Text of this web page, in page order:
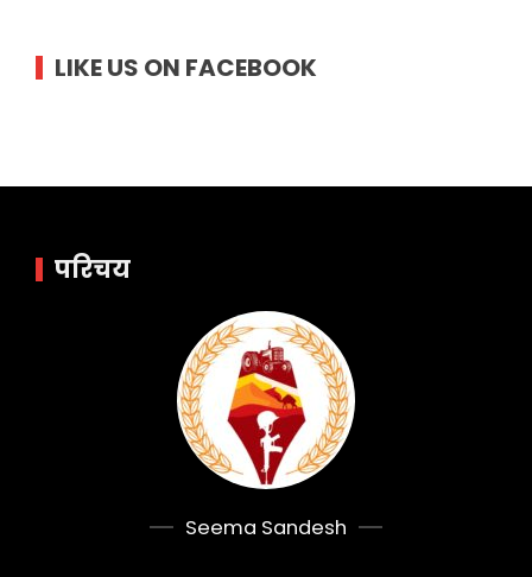
LIKE US ON FACEBOOK
परिचय
Seema Sandesh